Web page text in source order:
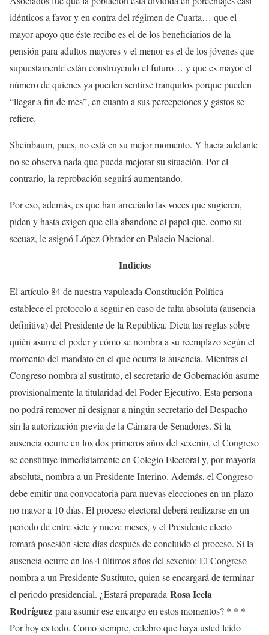
idénticos a favor y en contra del régimen de Cuarta… que el
mayor apoyo que éste recibe es el de los beneficiarios de la
pensión para adultos mayores y el menor es el de los jóvenes que
supuestamente están construyendo el futuro… y que es mayor el
número de quienes ya pueden sentirse tranquilos porque pueden
“llegar a fin de mes”, en cuanto a sus percepciones y gastos se
refiere.
Sheinbaum, pues, no está en su mejor momento. Y hacia adelante
no se observa nada que pueda mejorar su situación. Por el
contrario, la reprobación seguirá aumentando.
Por eso, además, es que han arreciado las voces que sugieren,
piden y hasta exigen que ella abandone el papel que, como su
secuaz, le asignó López Obrador en Palacio Nacional.
Indicios
El artículo 84 de nuestra vapuleada Constitución Política
establece el protocolo a seguir en caso de falta absoluta (ausencia
definitiva) del Presidente de la República. Dicta las reglas sobre
quién asume el poder y cómo se nombra a su reemplazo según el
momento del mandato en el que ocurra la ausencia. Mientras el
Congreso nombra al sustituto, el secretario de Gobernación asume
provisionalmente la titularidad del Poder Ejecutivo. Esta persona
no podrá remover ni designar a ningún secretario del Despacho
sin la autorización previa de la Cámara de Senadores. Si la
ausencia ocurre en los dos primeros años del sexenio, el Congreso
se constituye inmediatamente en Colegio Electoral y, por mayoría
absoluta, nombra a un Presidente Interino. Además, el Congreso
debe emitir una convocatoria para nuevas elecciones en un plazo
no mayor a 10 días. El proceso electoral deberá realizarse en un
periodo de entre siete y nueve meses, y el Presidente electo
tomará posesión siete días después de concluido el proceso. Si la
ausencia ocurre en los 4 últimos años del sexenio: El Congreso
nombra a un Presidente Sustituto, quien se encargará de terminar
el periodo presidencial. ¿Estará preparada Rosa Icela
Rodríguez para asumir ese encargo en estos momentos? * * *
Por hoy es todo. Como siempre, celebro que haya usted leído